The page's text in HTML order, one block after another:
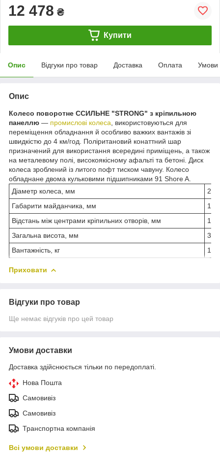
12 478 ₴
Купити
Опис Відгуки про товар Доставка Оплата Умови
Опис
Колесо поворотне ССИЛЬНЕ "STRONG" з кріпильною
панеллю — промислові колеса , використовуються для
переміщення обладнання й особливо важких вантажів зі
швидкістю до 4 км/год. Поліритановий конаттний шар
призначений для використання всередині приміщень, а також
на металевому полі, високоякісному афальті та бетоні. Диск
колеса зроблений із литого пофт тиском чавуну. Колесо
обладнане двома кульковими підшипниками 91 Shore A.
Діаметр колеса, мм
250
Габарити майданчика, мм
Відстань між центрами кріпильних отворів, мм
Загальна висота, мм
305
Вантажність, кг
Приховати
Відгуки про товар
Ще немає відгуків про цей товар
Умови доставки
Доставка здійснюється тільки по передоплаті.
Нова Пошта
Самовивіз
Самовивіз
Транспортна компанія
Всі умови доставки